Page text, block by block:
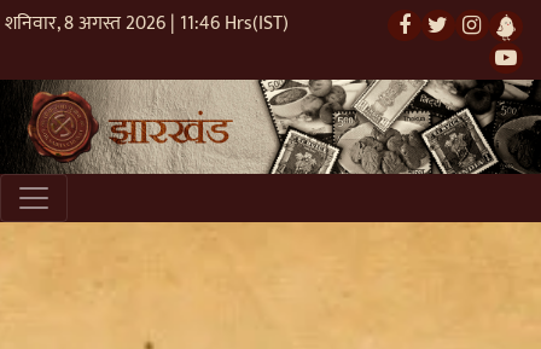
शनिवार, 8 अगस्त 2026 | 11:46 Hrs(IST)